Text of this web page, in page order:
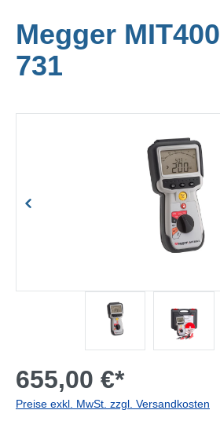
Megger
731
655,00 €*
Preise exkl. MwSt. zzgl. Versandkosten